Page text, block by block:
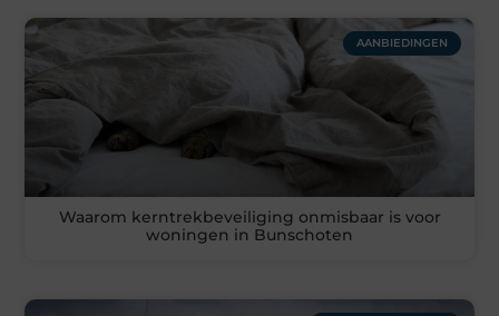
AANBIEDINGEN
Waarom kerntrekbeveiliging onmisbaar is voor
woningen in Bunschoten